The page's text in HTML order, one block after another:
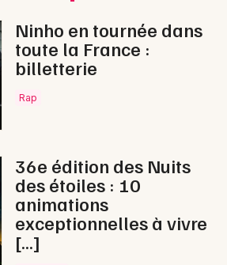
Ninho en tournée dans
toute la France :
billetterie
Rap
36e édition des Nuits
des étoiles : 10
animations
exceptionnelles à vivre
[…]